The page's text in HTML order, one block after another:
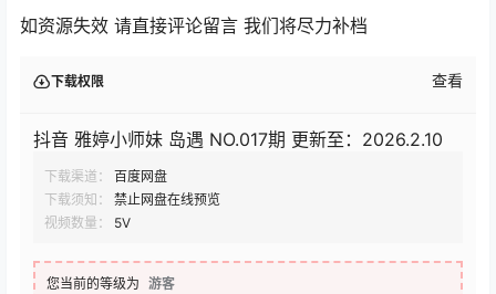
如资源失效 请直接评论留言 我们将尽力补档
下载权限 查看
抖音 雅婷小师妹 岛遇 NO.017期 更新至：2026.2.10
下载渠道：
百度网盘
下载须知：
禁止网盘在线预览
视频数量：
5V
您当前的等级为 游客